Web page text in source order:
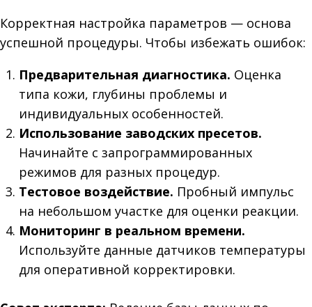
Корректная настройка параметров — основа
успешной процедуры. Чтобы избежать ошибок:
Предварительная диагностика. Оценка
типа кожи, глубины проблемы и
индивидуальных особенностей.
Использование заводских пресетов.
Начинайте с запрограммированных
режимов для разных процедур.
Тестовое воздействие. Пробный импульс
на небольшом участке для оценки реакции.
Мониторинг в реальном времени.
Используйте данные датчиков температуры
для оперативной корректировки.